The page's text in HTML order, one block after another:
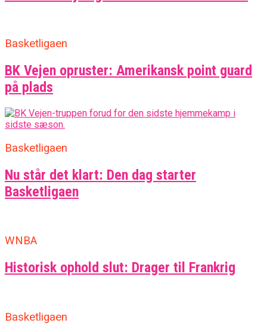
Basketligaen
BK Vejen opruster: Amerikansk point guard
på plads
Basketligaen
Nu står det klart: Den dag starter
Basketligaen
WNBA
Historisk ophold slut: Drager til Frankrig
Basketligaen